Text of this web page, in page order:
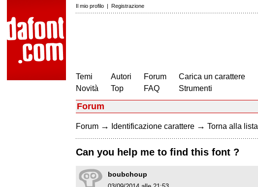
Il mio profilo | Registrazione
Temi
Novità
Autori
Top
Forum
FAQ
Carica un carattere
Strumenti
Forum
Forum → Identificazione carattere → Torna alla lista
Can you help me to find this font ?
boubchoup